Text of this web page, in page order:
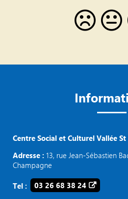
Centre Social et Culturel Vallée
Adresse : 13, rue Jean-Sébastien
Champagne
Tel : 03 26 68 38 24